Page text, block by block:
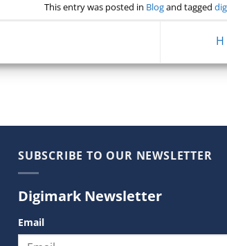
This entry was posted in Blogand tagged
SUBSCRIBE TO OUR NEWSLETTER
Digimark Newsletter
Email